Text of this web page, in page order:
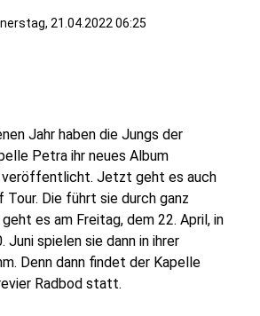
21.04.2022 06:25
Jahr haben die Jungs der
Petra ihr neues Album
veröffentlicht. Jetzt geht es auch
Tour. Die führt sie durch ganz
es am Freitag, dem 22. April, in
Juni spielen sie dann in ihrer
Denn dann findet der Kapelle
Radbod statt.